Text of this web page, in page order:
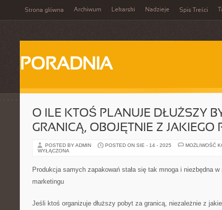
Strona główna Archiwum Lekarski Nadzieje Spis Treści
PORADNIA
O ILE KTOŚ PLANUJE DŁUŻSZY
GRANICĄ, OBOJĘTNIE Z JAKIEGO
POSTED BY ADMIN POSTED ON SIE - 14 - 2025
MOŻLIWOŚĆ
WYŁĄCZONA
Produkcja samych zapakowań stała się tak mnoga i niezbędna
marketingu
Jeśli ktoś organizuje dłuższy pobyt za granicą, niezależnie z